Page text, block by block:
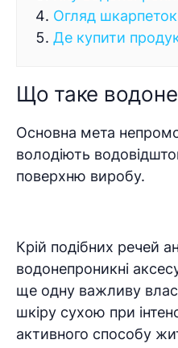
Огляд
Де купити
Що таке
Основна мета
володіють
поверхню виробу.
Крій подібних речей
водонепроникні
ще одну важливу
шкіру сухою при
активного способу